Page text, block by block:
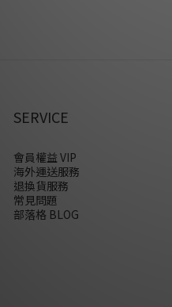
SERVICE
會員權益 VIP
海外運送服務
退換貨服務
常見問題
部落格 BLOG